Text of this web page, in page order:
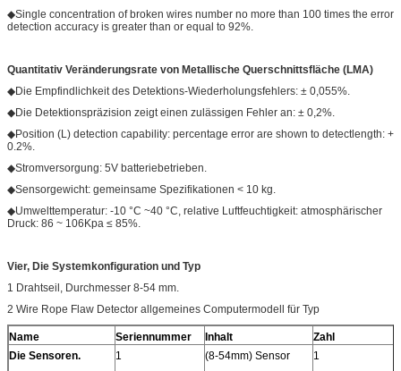
◆Single concentration of broken wires number no more than 100 times the error
detection accuracy is greater than or equal to 92%.
Quantitativ Veränderungsrate von Metallische Querschnittsfläche (LMA)
◆Die Empfindlichkeit des Detektions-Wiederholungsfehlers: ± 0,055%.
◆Die Detektionspräzision zeigt einen zulässigen Fehler an: ± 0,2%.
◆Position (L) detection capability: percentage error are shown to detectlength: +
0.2%.
◆Stromversorgung: 5V batteriebetrieben.
◆Sensorgewicht: gemeinsame Spezifikationen < 10 kg.
◆Umwelttemperatur: -10 °C ~40 °C, relative Luftfeuchtigkeit: atmosphärischer
Druck: 86 ~ 106Kpa ≤ 85%.
Vier, Die Systemkonfiguration und Typ
1 Drahtseil, Durchmesser 8-54 mm.
2 Wire Rope Flaw Detector allgemeines Computermodell für Typ
Name Seriennummer Inhalt
Zahl
Die Sensoren.
1 (8-54mm) Sensor 1